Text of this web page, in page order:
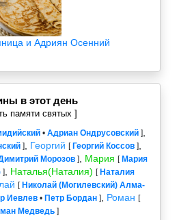
и Адриян Осенний
в этот день
памяти святых ]
• Адриан Ондрусовский],
], Георгий [Георгий Коссов],
Морозов], Мария [Мария
] Наталья(Наталия) [Наталия
[Николай (Могилевский) Алма-
Иевлев• Петр Бордан], Роман [
Медведь]